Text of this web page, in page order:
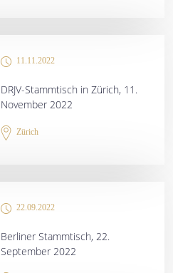
11.11.2022
DRJV-Stammtisch in Zürich, 11.
November 2022
Zürich
22.09.2022
Berliner Stammtisch, 22.
September 2022